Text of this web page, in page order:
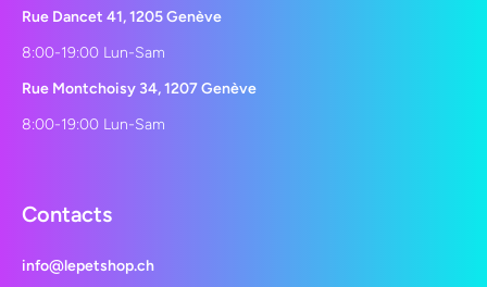
Rue Dancet 41, 1205 Genève
8:00-19:00 Lun-Sam
Rue Montchoisy 34, 1207 Genève
8:00-19:00 Lun-Sam
Contacts
info@lepetshop.ch